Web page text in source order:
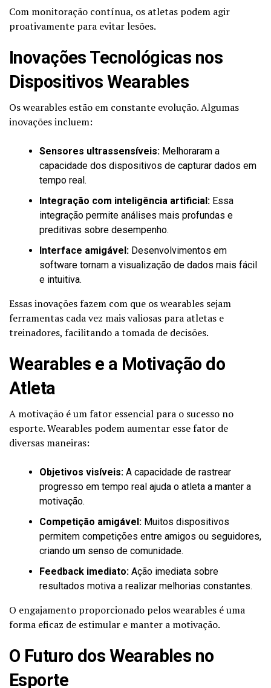
Com monitoração contínua, os atletas podem agir
proativamente para evitar lesões.
Inovações Tecnológicas nos
Dispositivos Wearables
Os wearables estão em constante evolução. Algumas
inovações incluem:
Sensores ultrassensíveis: Melhoraram a
capacidade dos dispositivos de capturar dados em
tempo real.
Integração com inteligência artificial: Essa
integração permite análises mais profundas e
preditivas sobre desempenho.
Interface amigável: Desenvolvimentos em
software tornam a visualização de dados mais fácil
e intuitiva.
Essas inovações fazem com que os wearables sejam
ferramentas cada vez mais valiosas para atletas e
treinadores, facilitando a tomada de decisões.
Wearables e a Motivação do
Atleta
A motivação é um fator essencial para o sucesso no
esporte. Wearables podem aumentar esse fator de
diversas maneiras:
Objetivos visíveis: A capacidade de rastrear
progresso em tempo real ajuda o atleta a manter a
motivação.
Competição amigável: Muitos dispositivos
permitem competições entre amigos ou seguidores,
criando um senso de comunidade.
Feedback imediato: Ação imediata sobre
resultados motiva a realizar melhorias constantes.
O engajamento proporcionado pelos wearables é uma
forma eficaz de estimular e manter a motivação.
O Futuro dos Wearables no
Esporte